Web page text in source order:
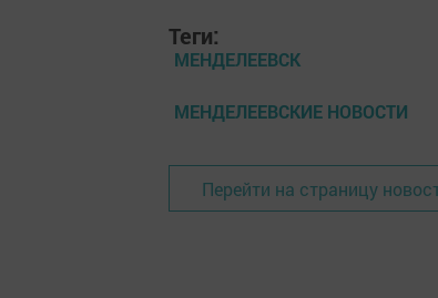
Теги:
МЕНДЕЛЕЕВСК
МЕНДЕЛЕЕВСКИЕ НОВОСТИ
Перейти на страницу